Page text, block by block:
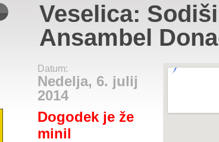
Veselica:
Ansambel
Datum:
Nedelja, 6. julij
2014
Dogodek je že
minil